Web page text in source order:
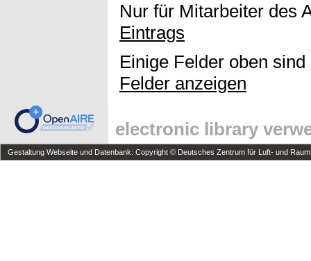
Nur für Mitarbeiter des
Eintrags
Einige Felder oben
Felder anzeigen
electronic library
Gestaltung Webseite und Datenbank: Copyright © Deutsches Zentrum für Luft- und